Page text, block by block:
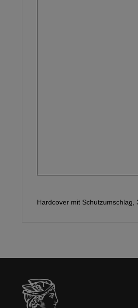
Hardcover mit Schutzumschlag,